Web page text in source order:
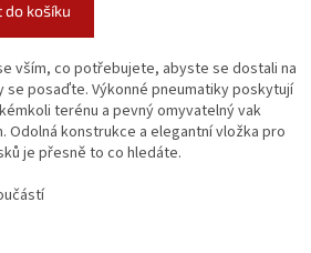
do košíku
vším, co potřebujete, abyste se dostali na
posaďte. Výkonné pneumatiky poskytují
terénu a pevný omyvatelný vak
Odolná konstrukce a elegantní vložka pro
je přesně to co hledáte.